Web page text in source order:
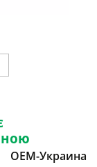
OEM-Украина